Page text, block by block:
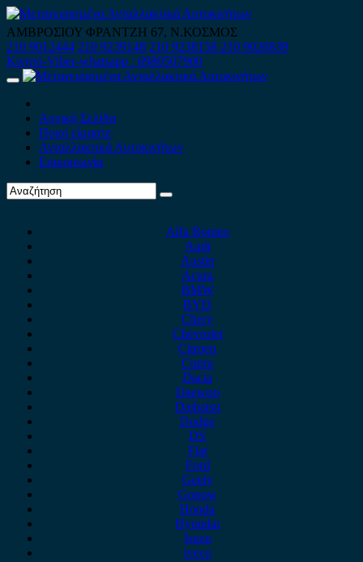
Skip
to
content
ΑΜΒΡΟΣΙΟΥ ΦΡΑΝΤΖΗ 67, Ν.ΚΟΣΜΟΣ
210 9012444 210 9239148 210 9238158 210 9026839
Κινητό-Viber-whatsapp : 6980507900
Primary
Αρχική Σελίδα
Ποιοί είμαστε
Ανταλλακτικά Αυτοκινήτων
Επικοινωνία
Alfa Romeo
Audi
Austin
Acura
BMW
BYD
Chery
Chevrolet
Citroen
Cupra
Dacia
Daewoo
Daihatsu
Dodge
DS
Fiat
Ford
Geely
Gonow
Honda
Hyundai
Isuzu
iveco